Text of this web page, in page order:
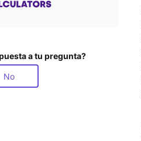
a tu pregunta?
No